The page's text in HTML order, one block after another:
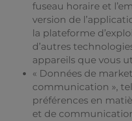
fuseau horaire et
version de
la plateforme
d’autres
appareils que vous
« Données de
communication »,
préférences en
et de